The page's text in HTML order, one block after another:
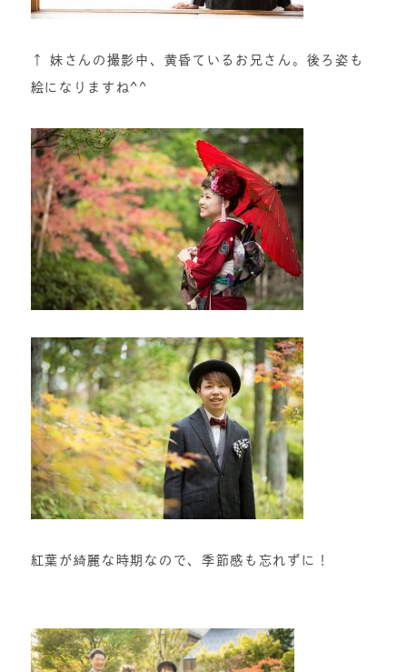
↑ 妹さんの撮影中、黄昏ているお兄さん。後ろ姿も
絵になりますね^^
紅葉が綺麗な時期なので、季節感も忘れずに！